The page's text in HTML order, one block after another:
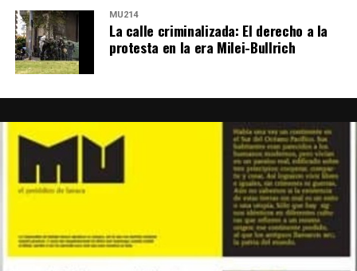
MU214
La calle criminalizada: El derecho a la
protesta en la era Milei-Bullrich